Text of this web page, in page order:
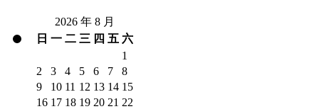
2026 年 8 月
日 一 二 三 四 五 六
1
2
3 4 5 6 7
8
9
10 11 12 13 14 15
16 17 18 19 20 21 22